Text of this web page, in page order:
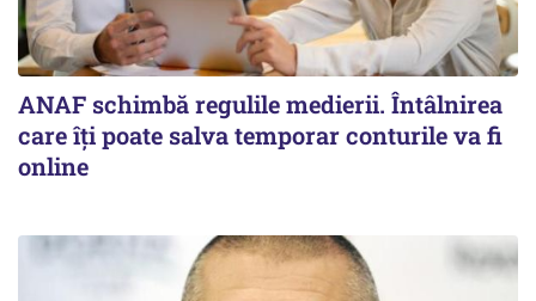
ANAF schimbă regulile medierii. Întâlnirea
care îți poate salva temporar conturile va fi
online